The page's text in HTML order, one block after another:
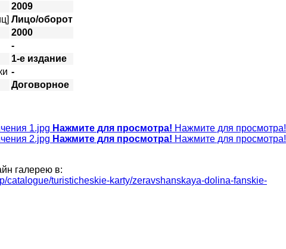
2009
Лицо/оборот
2000
-
1-е издание
-
Договорное
Нажмите для просмотра! Нажмите для просмотра!
Нажмите для просмотра! Нажмите для просмотра!
галерею в:
catalogue/turisticheskie-karty/zeravshanskaya-dolina-fanskie-